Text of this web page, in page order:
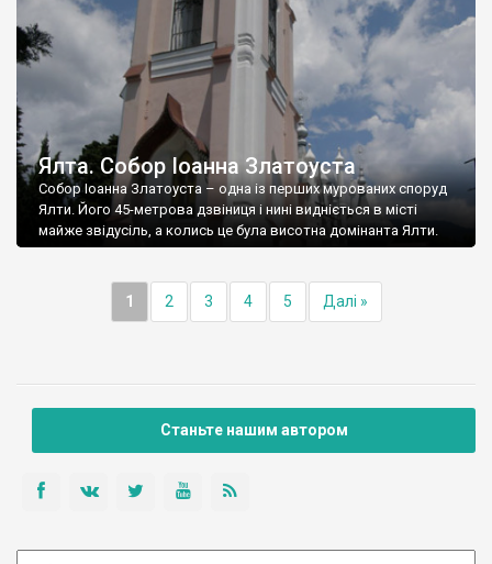
Ялта. Собор Іоанна Златоуста
Собор Іоанна Златоуста – одна із перших мурованих споруд
Ялти. Його 45-метрова дзвіниця і нині видніється в місті
майже звідусіль, а колись це була висотна домінанта Ялти.
1 2 3 4 5 Далі »
Станьте нашим автором